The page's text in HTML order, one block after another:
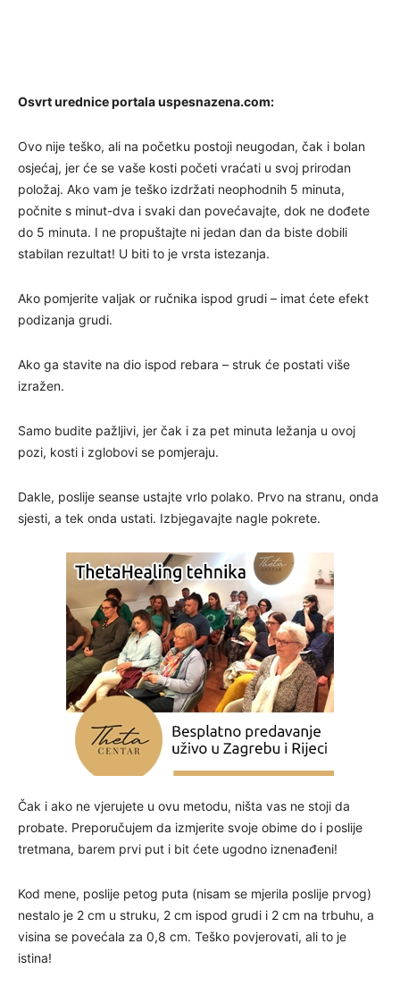
Osvrt urednice portala uspesnazena.com:
Ovo nije teško, ali na početku postoji neugodan, čak i bolan
osjećaj, jer će se vaše kosti početi vraćati u svoj prirodan
položaj. Ako vam je teško izdržati neophodnih 5 minuta,
počnite s minut-dva i svaki dan povećavajte, dok ne dođete
do 5 minuta. I ne propuštajte ni jedan dan da biste dobili
stabilan rezultat! U biti to je vrsta istezanja.
Ako pomjerite valjak or ručnika ispod grudi – imat ćete efekt
podizanja grudi.
Ako ga stavite na dio ispod rebara – struk će postati više
izražen.
Samo budite pažljivi, jer čak i za pet minuta ležanja u ovoj
pozi, kosti i zglobovi se pomjeraju.
Dakle, poslije seanse ustajte vrlo polako. Prvo na stranu, onda
sjesti, a tek onda ustati. Izbjegavajte nagle pokrete.
Čak i ako ne vjerujete u ovu metodu, ništa vas ne stoji da
probate. Preporučujem da izmjerite svoje obime do i poslije
tretmana, barem prvi put i bit ćete ugodno iznenađeni!
Kod mene, poslije petog puta (nisam se mjerila poslije prvog)
nestalo je 2 cm u struku, 2 cm ispod grudi i 2 cm na trbuhu, a
visina se povećala za 0,8 cm. Teško povjerovati, ali to je
istina!